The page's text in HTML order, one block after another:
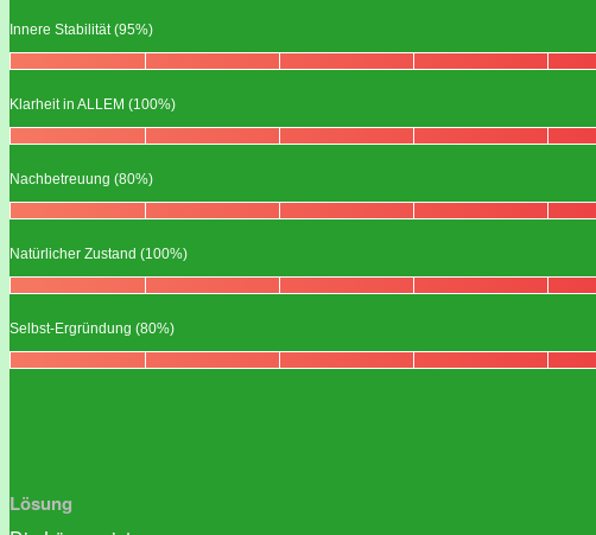
Innere Stabilität (95%)
Klarheit in ALLEM (100%)
Nachbetreuung (80%)
Natürlicher Zustand (100%)
Selbst-Ergründung (80%)
Lösung